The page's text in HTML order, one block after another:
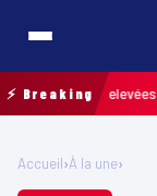
⚡ Breakingrelevées
Accueil›À la une›